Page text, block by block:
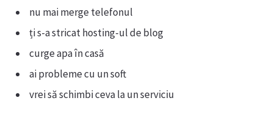
nu mai merge telefonul
ți s-a stricat hosting-ul de blog
curge apa în casă
ai probleme cu un soft
vrei să schimbi ceva la un serviciu